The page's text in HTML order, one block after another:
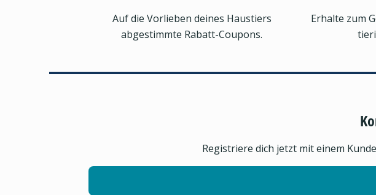
Auf die Vorlieben deines Haustiers
abgestimmte Rabatt-Coupons.
Erhalte zum
Registriere dich jetzt mit einem